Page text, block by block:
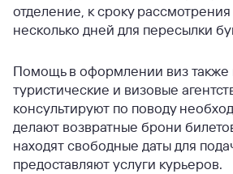
отделение, к сроку
несколько дней для пересылки
Помощь в оформлении виз также
туристические и визовые
консультируют по поводу
делают возвратные брони
находят свободные даты для
предоставляют услуги курьеров.